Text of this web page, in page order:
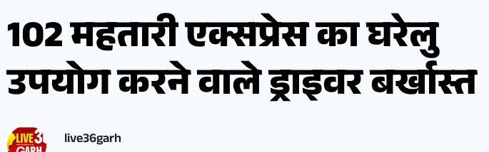
102 महतारी एक्सप्रेस का घरेलु
उपयोग करने वाले ड्राइवर बर्खास्त
live36garh